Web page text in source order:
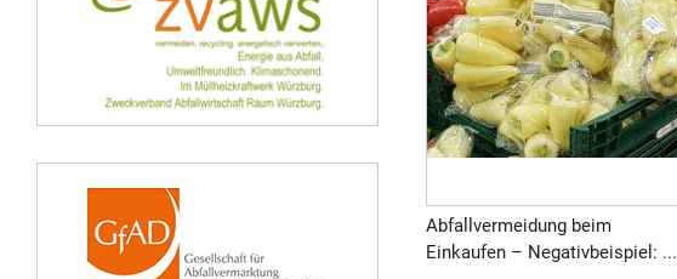
Abfallvermeidung beim
Einkaufen – Negativbeispiel: ...